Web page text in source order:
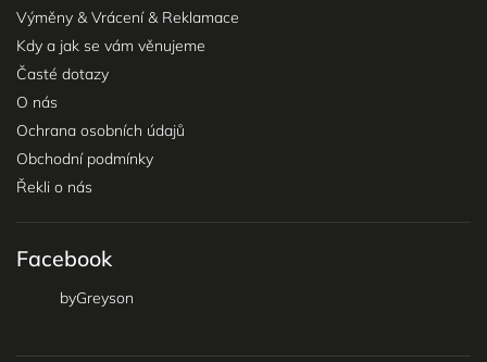
Výměny & Vrácení & Reklamace
Kdy a jak se vám věnujeme
Časté dotazy
O nás
Ochrana osobních údajů
Obchodní podmínky
Řekli o nás
Facebook
byGreyson